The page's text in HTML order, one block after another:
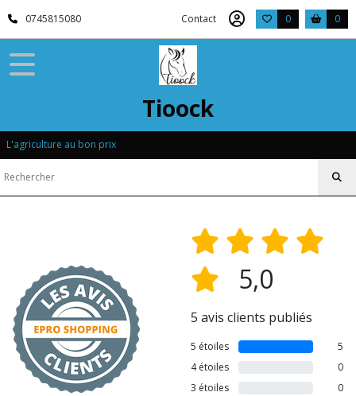
0745815080 Contact 0 0
Tioock
L'agriculture au bon prix
5,0
5 avis clients publiés
5 étoiles
5
4 étoiles
0
3 étoiles
0